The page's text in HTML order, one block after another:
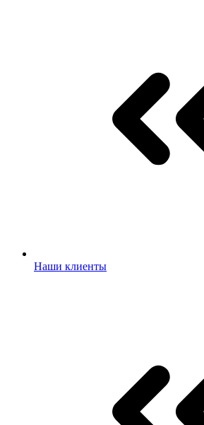
Наши клиенты